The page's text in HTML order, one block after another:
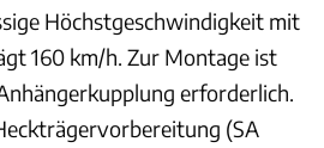
Höchstgeschwindigkeit mit
160 km/h. Zur Montage ist
erforderlich.
(SA